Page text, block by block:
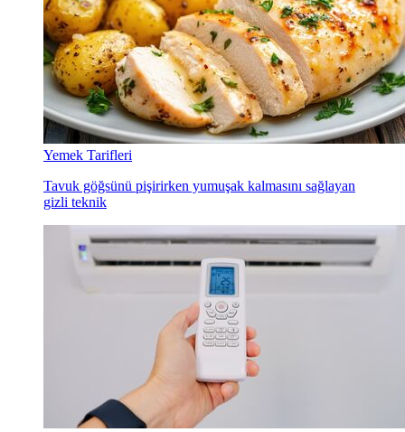
Yemek Tarifleri
Tavuk göğsünü pişirirken yumuşak kalmasını sağlayan
gizli teknik